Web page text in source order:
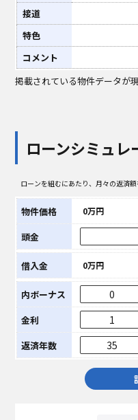
接道
特色
コメント
掲載されている物件データが
ローンシミュレ
ローンを組むにあたり、月々の返済額
物件価格 0万円
頭金
借入金 0万円
内ボーナス
金利
返済年数